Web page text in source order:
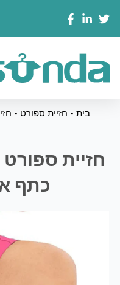
בית- חזיית ספורט-
חזיית
כתף